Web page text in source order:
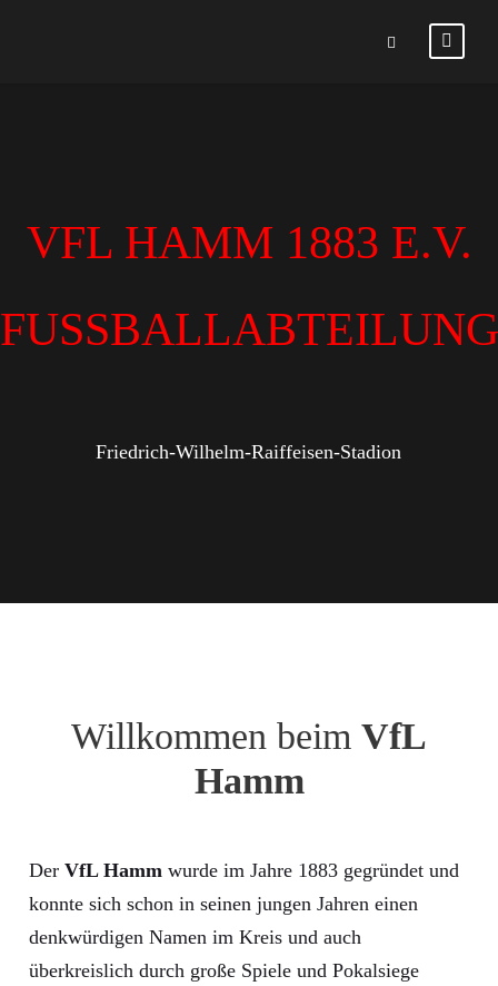
VFL HAMM 1883 E.V.
FUSSBALLABTEILUNG
Friedrich-Wilhelm-Raiffeisen-Stadion
Willkommen beim VfL
Hamm
Der VfL Hamm wurde im Jahre 1883 gegründet und
konnte sich schon in seinen jungen Jahren einen
denkwürdigen Namen im Kreis und auch
überkreislich durch große Spiele und Pokalsiege